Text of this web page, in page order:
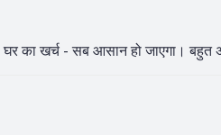
घर का खर्च - सब आसान हो जाएगा। बहुत